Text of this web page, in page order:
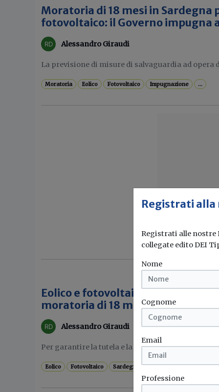
Moratoria di 18 mesi in Sardegna
fotovoltaico: il Governo impugna
Alessandro Giraudi
La previsione di misure di salvaguardia ad opera
Moratoria Eolico Fotovoltaico Impugnazione ...
Eolico e fotovoltaico, la
moratoria di 18 mesi
Alessandro Giraudi
Per garantire la tutela e la salvaguardia del
Eolico Fotovoltaico Sardegna Moratoria
Registrati alla
Registrati alle nostre
collegate edito DEI
Nome
Cognome
Email
Professione